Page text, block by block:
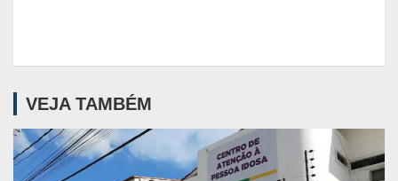
VEJA TAMBÉM